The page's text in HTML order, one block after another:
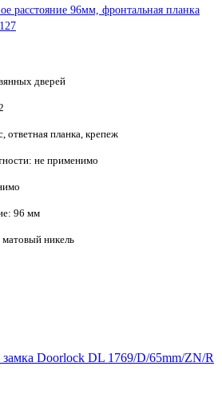
расстояние 96мм, фронтальная планка
дверей
ответная планка, крепеж
не применимо
96 мм
матовый никель